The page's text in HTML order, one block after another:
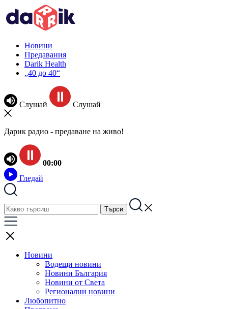
Новини
Предавания
Darik Health
„40 до 40“
Слушай Слушай
Дарик радио - предаване на живо!
00:00
Гледай
Новини
Водещи новини
Новини България
Новини от Света
Регионални новини
Любопитно